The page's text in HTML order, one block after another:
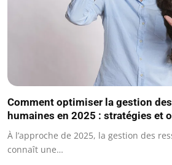
Comment optimiser la gestion
humaines en 2025 : stratégies et
À l’approche de 2025, la gestion des
connaît une…